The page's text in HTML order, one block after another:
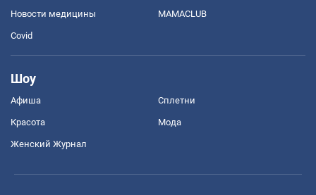
Новости медицины MAMACLUB
Covid
Шоу
Афиша Сплетни
Красота Мода
Женский Журнал